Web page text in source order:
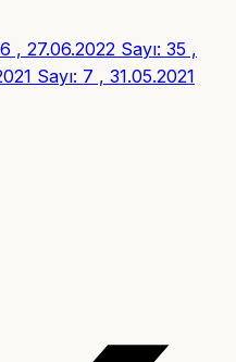
, 27.06.2022 Sayı: 35 ,
Sayı: 7 , 31.05.2021